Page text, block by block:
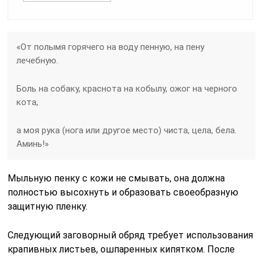
«От полымя горячего на воду пенную, на пену
лечебную.
Боль на собаку, краснота на кобылу, ожог на черного
кота,
а моя рука (нога или другое место) чиста, цела, бела.
Аминь!»
Мыльную пенку с кожи не смывать, она должна
полностью высохнуть и образовать своеобразную
защитную пленку.
Следующий заговорный обряд требует использования
крапивных листьев, ошпаренных кипятком. После